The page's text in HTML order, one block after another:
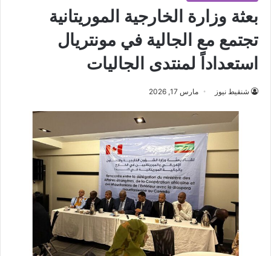
بعثة وزارة الخارجية الموريتانية
تجتمع مع الجالية في مونتريال
استعداداً لمنتدى الجاليات
شنقيط نيوز مارس 17, 2026